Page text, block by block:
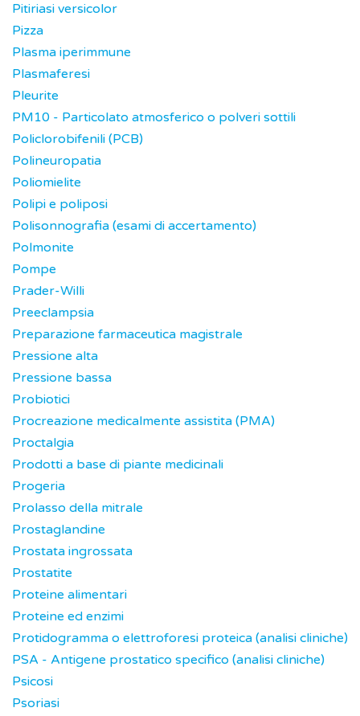
Pitiriasi versicolor
Pizza
Plasma iperimmune
Plasmaferesi
Pleurite
PM10 - Particolato atmosferico o polveri sottili
Policlorobifenili (PCB)
Polineuropatia
Poliomielite
Polipi e poliposi
Polisonnografia (esami di accertamento)
Polmonite
Pompe
Prader-Willi
Preeclampsia
Preparazione farmaceutica magistrale
Pressione alta
Pressione bassa
Probiotici
Procreazione medicalmente assistita (PMA)
Proctalgia
Prodotti a base di piante medicinali
Progeria
Prolasso della mitrale
Prostaglandine
Prostata ingrossata
Prostatite
Proteine alimentari
Proteine ed enzimi
Protidogramma o elettroforesi proteica (analisi cliniche)
PSA - Antigene prostatico specifico (analisi cliniche)
Psicosi
Psoriasi